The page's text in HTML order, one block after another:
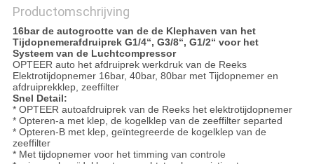
Productomschrijving
16bar de autogrootte van de de Klephaven van het
Tijdopnemerafdruiprek G1/4“, G3/8“, G1/2“ voor het
Systeem van de Luchtcompressor
OPTEER auto het afdruiprek werkdruk van de Reeks
Elektrotijdopnemer 16bar, 40bar, 80bar met Tijdopnemer en
afdruiprekklep, zeeffilter
Snel Detail:
* OPTEER autoafdruiprek van de Reeks het elektrotijdopnemer
* Opteren-a met klep, de kogelklep van de zeeffilter separted
* Opteren-B met klep, geïntegreerde de kogelklep van de
zeeffilter
* Met tijdopnemer voor het timming van controle